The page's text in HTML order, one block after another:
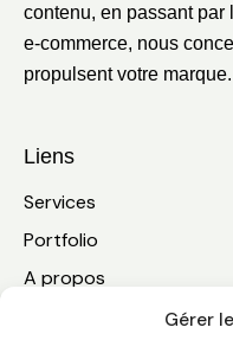
Gérer
contenu, en passant
e‑commerce, nous
propulsent votre marque.
Liens
Services
Portfolio
A propos